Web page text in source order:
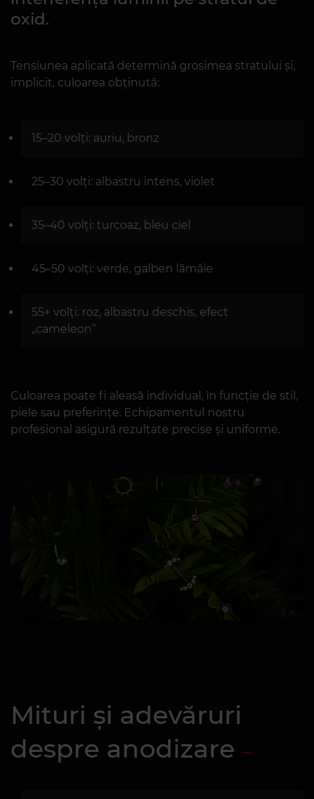
oxid.
Tensiunea aplicată determină grosimea stratului și,
implicit, culoarea obținută:
15–20 volți: auriu, bronz
25–30 volți: albastru intens, violet
35–40 volți: turcoaz, bleu ciel
45–50 volți: verde, galben lămâie
55+ volți: roz, albastru deschis, efect
„cameleon”
Culoarea poate fi aleasă individual, în funcție de stil,
piele sau preferințe. Echipamentul nostru
profesional asigură rezultate precise și uniforme.
Mituri și adevăruri
despre anodizare